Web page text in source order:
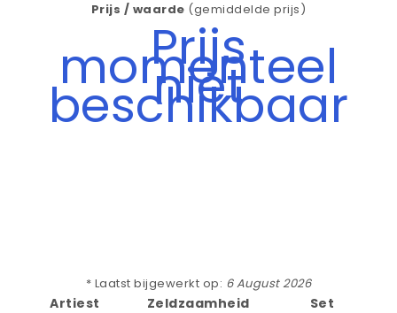
Prijs / waarde (gemiddelde prijs)
Prijs
momenteel
niet
beschikbaar
* Laatst bijgewerkt op: 6 August 2026
Artiest Zeldzaamheid Set